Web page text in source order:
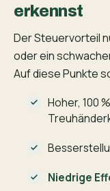
erkennst
Der Steuervorteil
oder ein
Auf diese Punkte
Hoher, 100
Niedrige